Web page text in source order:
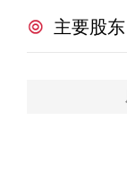
主要股东